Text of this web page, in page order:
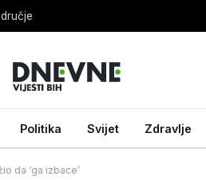
Politika Svijet Zdravlje
da ‘ga izbace’